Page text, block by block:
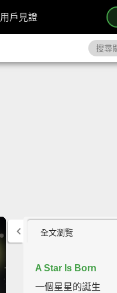
用戶見證
全文瀏覽
A Star Is Born
一個星星的誕生